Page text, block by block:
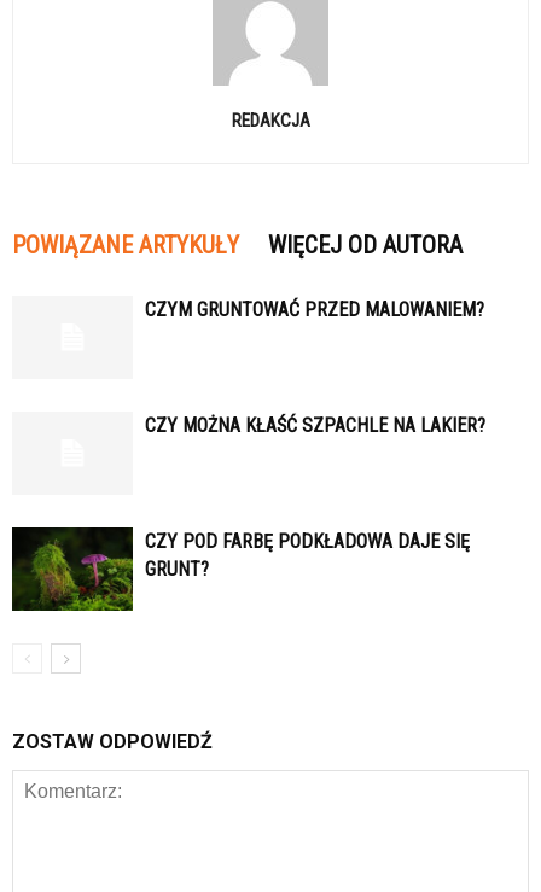
REDAKCJA
POWIĄZANE ARTYKUŁY WIĘCEJ OD AUTORA
CZYM GRUNTOWAĆ PRZED MALOWANIEM?
CZY MOŻNA KŁAŚĆ SZPACHLE NA LAKIER?
CZY POD FARBĘ PODKŁADOWA DAJE SIĘ
GRUNT?
ZOSTAW ODPOWIEDŹ